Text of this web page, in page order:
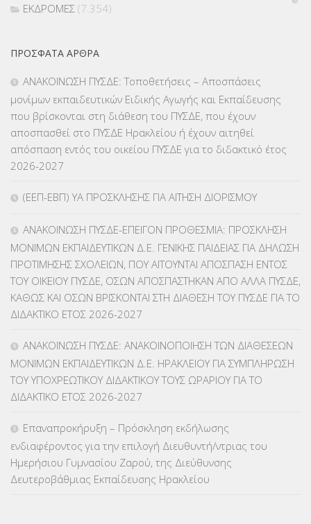
ΕΚΔΡΟΜΕΣ (7.354)
ΕΠΙΜΟΡΦΩΣΗ Τ.Π.Ε.(10)
ΕΥΡΩΠΑΪΚΑ ΠΡΟΓΡΑΜΜΑΤΑ(230)
ΚΕΣΥ(60)
ΚΕΣΥΠ(109)
ΚΠγ – ΚΡΑΤΙΚΟ ΠΙΣΤΟΠΟΙΗΤΙΚΟ ΓΛΩΣΣΟΜΑΘΕΙΑΣ(135)
ΚΠπ- ΚΡΑΤΙΚΟ ΠΙΣΤΟΠΟΙΗΤΙΚΟ ΠΛΗΡΟΦΟΡΙΚΗΣ(12)
ΛΟΙΠΑ(309)
ΜΕΤΑΘΕΣΕΙΣ-ΤΟΠΟΘΕΤΗΣΕΙΣ ΒΕΛΤΙΩΣΕΙΣ (319)
ΜΕΤΑΤΑΞΕΙΣ(87)
ΜΕΤΑΦΟΡΑ ΜΑΘΗΤΩΝ(3)
ΝΟΜΟΘΕΣΙΑ(66)
ΠΡΌΣΦΑΤΑ ΆΡΘΡΑ
ΑΝΑΚΟΙΝΩΣΗ ΠΥΣΔΕ: Τοποθετήσεις – Αποσπάσεις
μονίμων εκπαιδευτικών Ειδικής Αγωγής και Εκπαίδευσης
που βρίσκονται στη διάθεση του ΠΥΣΔΕ, που έχουν
αποσπασθεί στο ΠΥΣΔΕ Ηρακλείου ή έχουν αιτηθεί
απόσπαση εντός του οικείου ΠΥΣΔΕ για το διδακτικό έτος
2026-2027
(ΕΕΠ-ΕΒΠ) ΥΑ ΠΡΟΣΚΛΗΣΗΣ ΓΙΑ ΑΙΤΗΣΗ ΔΙΟΡΙΣΜΟΥ
ΑΝΑΚΟΙΝΩΣΗ ΠΥΣΔΕ-ΕΠΕΙΓΟΝ ΠΡΟΘΕΣΜΙΑ: ΠΡΟΣΚΛΗΣΗ
ΜΟΝΙΜΩΝ ΕΚΠΑΙΔΕΥΤΙΚΩΝ Δ.Ε. ΓΕΝΙΚΗΣ ΠΑΙΔΕΙΑΣ ΓΙΑ ΔΗΛΩΣΗ
ΠΡΟΤΙΜΗΣΗΣ ΣΧΟΛΕΙΩΝ, ΠΟΥ ΑΙΤΟΥΝΤΑΙ ΑΠΟΣΠΑΣΗ ΕΝΤΟΣ
ΤΟΥ ΟΙΚΕΙΟΥ ΠΥΣΔΕ, ΟΣΩΝ ΑΠΟΣΠΑΣΤΗΚΑΝ ΑΠΟ ΑΛΛΑ ΠΥΣΔΕ,
ΚΑΘΩΣ ΚΑΙ ΟΣΩΝ ΒΡΙΣΚΟΝΤΑΙ ΣΤΗ ΔΙΑΘΕΣΗ ΤΟΥ ΠΥΣΔΕ ΓΙΑ ΤΟ
ΔΙΔΑΚΤΙΚΟ ΕΤΟΣ 2026-2027
ΑΝΑΚΟΙΝΩΣΗ ΠΥΣΔΕ: ΑΝΑΚΟΙΝΟΠΟΙΗΣΗ ΤΩΝ ΔΙΑΘΕΣΕΩΝ
ΜΟΝΙΜΩΝ ΕΚΠΑΙΔΕΥΤΙΚΩΝ Δ.Ε. ΗΡΑΚΛΕΙΟΥ ΓΙΑ ΣΥΜΠΛΗΡΩΣΗ
ΤΟΥ ΥΠΟΧΡΕΩΤΙΚΟΥ ΔΙΔΑΚΤΙΚΟΥ ΤΟΥΣ ΩΡΑΡΙΟΥ ΓΙΑ ΤΟ
ΔΙΔΑΚΤΙΚΟ ΕΤΟΣ 2026-2027
Επαναπροκήρυξη – Πρόσκληση εκδήλωσης
ενδιαφέροντος για την επιλογή Διευθυντή/ντριας του
Ημερήσιου Γυμνασίου Ζαρού, της Διεύθυνσης
Δευτεροβάθμιας Εκπαίδευσης Ηρακλείου